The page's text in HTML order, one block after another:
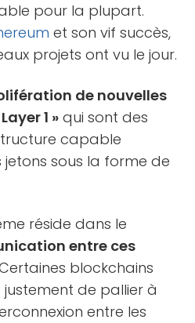
pour la plupart.
et son vif succès,
projets ont vu le jour.
de nouvelles
1 » qui sont des
capable
jetons sous la forme de
réside dans le
entre ces
blockchains
de pallier à
entre les